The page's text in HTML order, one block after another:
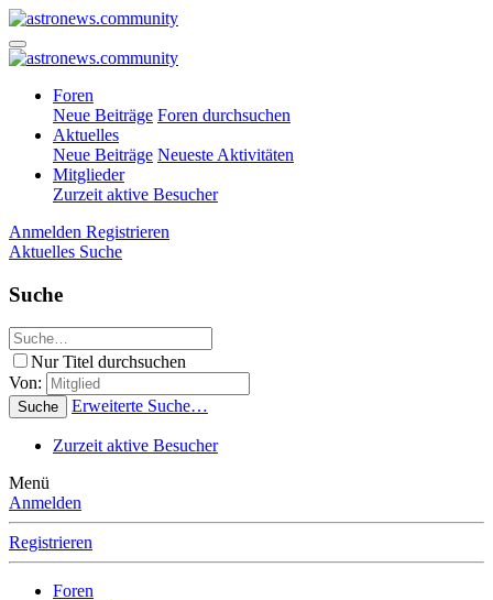
Foren
Neue Beiträge Foren durchsuchen
Aktuelles
Neue Beiträge Neueste Aktivitäten
Mitglieder
Zurzeit aktive Besucher
Anmelden Registrieren
Aktuelles Suche
Suche
Nur Titel durchsuchen
Von:
Suche Erweiterte Suche…
Zurzeit aktive Besucher
Menü
Anmelden
Registrieren
Foren